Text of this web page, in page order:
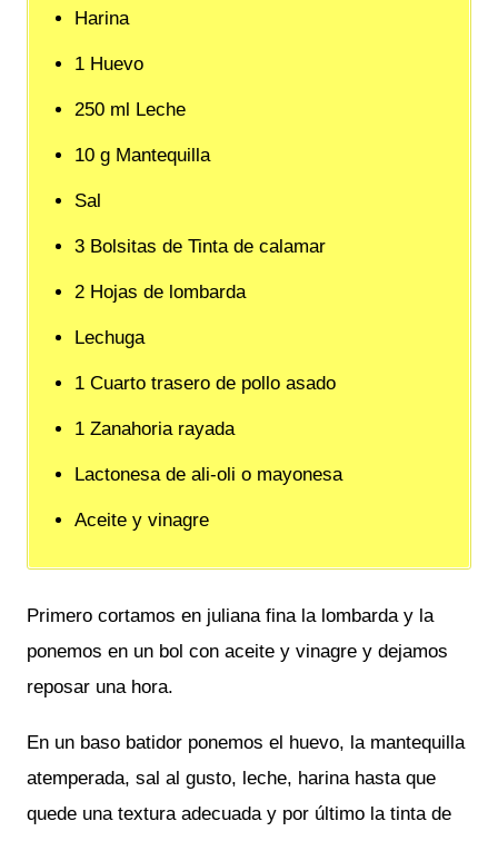
Harina
1 Huevo
250 ml Leche
10 g Mantequilla
Sal
3 Bolsitas de Tinta de calamar
2 Hojas de lombarda
Lechuga
1 Cuarto trasero de pollo asado
1 Zanahoria rayada
Lactonesa de ali-oli o mayonesa
Aceite y vinagre
Primero cortamos en juliana fina la lombarda y la
ponemos en un bol con aceite y vinagre y dejamos
reposar una hora.
En un baso batidor ponemos el huevo, la mantequilla
atemperada, sal al gusto, leche, harina hasta que
quede una textura adecuada y por último la tinta de